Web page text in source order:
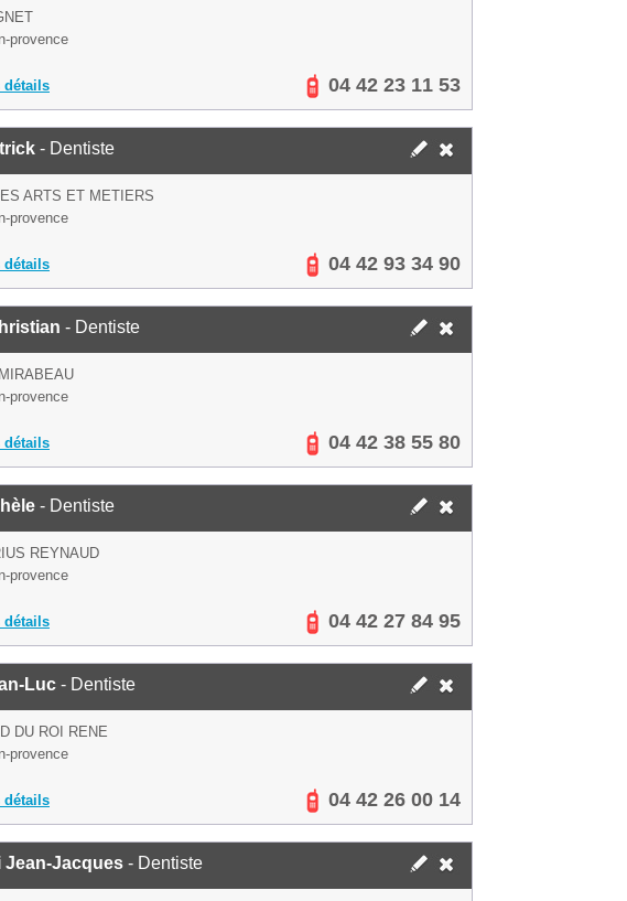
provence
détails 04 42 23 11 53
- Dentiste
ARTS ET METIERS
provence
détails 04 42 93 34 90
- Dentiste
provence
détails 04 42 38 55 80
- Dentiste
REYNAUD
provence
détails 04 42 27 84 95
Luc - Dentiste
DU ROI RENE
provence
détails 04 42 26 00 14
Jean-Jacques - Dentiste